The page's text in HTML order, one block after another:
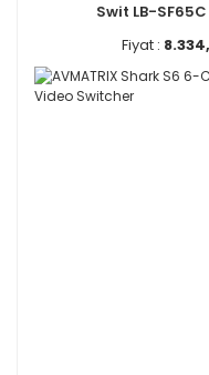
Swit LB-SF65C
Fiyat :